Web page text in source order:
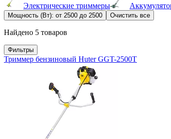
Электрические триммеры
Мощность (Вт): от 2500 до 2500 Очистить все
Найдено 5 товаров
Фильтры
Триммер бензиновый Huter GGT-2500T